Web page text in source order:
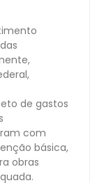
de gastos
com
básica,
obras